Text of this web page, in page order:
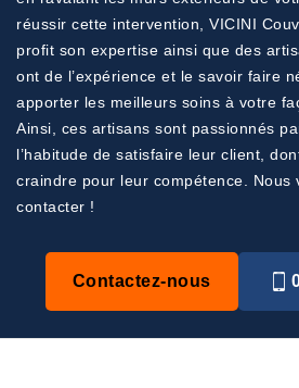
réussir cette intervention, VICINI
profit son expertise ainsi que des
ont de l’expérience et le savoir faire
apporter les meilleurs soins à votre
Ainsi, ces artisans sont passionnés
l’habitude de satisfaire leur client,
craindre pour leur compétence. Nous
contacter !
Contactez-nous